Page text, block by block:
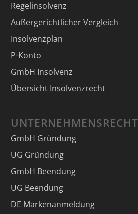
Regelinsolvenz
Außergerichtlicher Vergleich
Insolvenzplan
P-Konto
GmbH Insolvenz
Übersicht Insolvenzrecht
UNTERNEHMENSRECHT
GmbH Gründung
UG Gründung
GmbH Beendung
UG Beendung
DE Markenanmeldung